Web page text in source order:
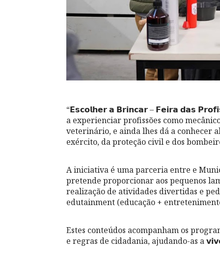
“𝗘𝘀𝗰𝗼𝗹𝗵𝗲𝗿 𝗮 𝗕𝗿𝗶𝗻𝗰𝗮𝗿 – 𝗙𝗲𝗶𝗿𝗮 𝗱𝗮𝘀
a experienciar profissões como
veterinário, e ainda lhes dá a conhecer
exército, da proteção civil e dos
A iniciativa é uma parceria entre e
pretende proporcionar aos pequenos
realização de atividades divertidas e
edutainment (educação +
Estes conteúdos acompanham os
e regras de cidadania, ajudando-as a